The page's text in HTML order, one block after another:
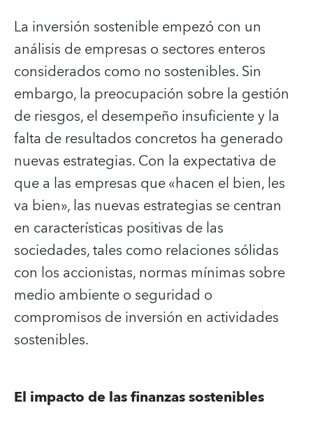
La inversión sostenible empezó con un
análisis de empresas o sectores enteros
considerados como no sostenibles. Sin
embargo, la preocupación sobre la gestión
de riesgos, el desempeño insuficiente y la
falta de resultados concretos ha generado
nuevas estrategias. Con la expectativa de
que a las empresas que «hacen el bien, les
va bien», las nuevas estrategias se centran
en características positivas de las
sociedades, tales como relaciones sólidas
con los accionistas, normas mínimas sobre
medio ambiente o seguridad o
compromisos de inversión en actividades
sostenibles.
El impacto de las finanzas sostenibles